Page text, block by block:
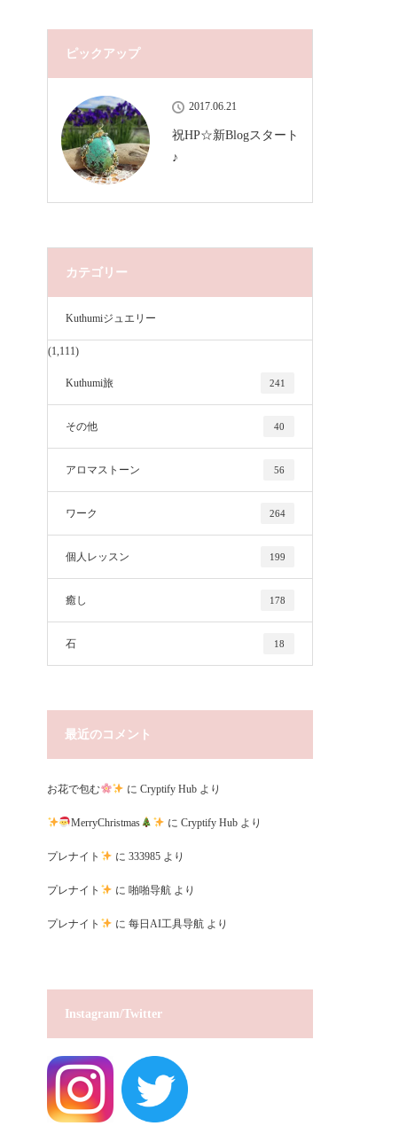
ピックアップ
2017.06.21
祝HP☆新Blogスタート
♪
カテゴリー
Kuthumiジュエリー
(1,111)
Kuthumi旅 241
その他 40
アロマストーン 56
ワーク 264
個人レッスン 199
癒し 178
石 18
最近のコメント
お花で包む にCryptify Hub より
MerryChristmas に Cryptify Hubより
プレナイト に 333985より
プレナイト に 啪啪导航より
プレナイト に 每日AI工具导航より
Instagram/Twitter